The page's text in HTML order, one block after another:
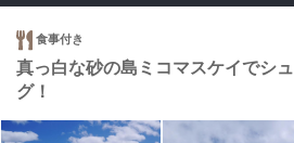
食事付き
真っ白な砂の島ミコマスケイでシ
グ！